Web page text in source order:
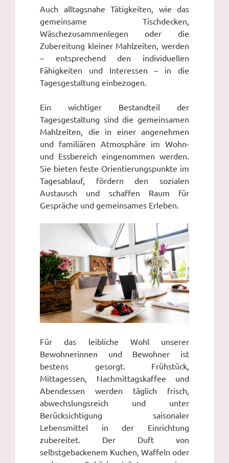
Auch alltagsnahe Tätigkeiten, wie das
gemeinsame Tischdecken,
Wäschezusammenlegen oder die
Zubereitung kleiner Mahlzeiten, werden
– entsprechend den individuellen
Fähigkeiten und Interessen – in die
Tagesgestaltung einbezogen.
Ein wichtiger Bestandteil der
Tagesgestaltung sind die gemeinsamen
Mahlzeiten, die in einer angenehmen
und familiären Atmosphäre im Wohn-
und Essbereich eingenommen werden.
Sie bieten feste Orientierungspunkte im
Tagesablauf, fördern den sozialen
Austausch und schaffen Raum für
Gespräche und gemeinsames Erleben.
Für das leibliche Wohl unserer
Bewohnerinnen und Bewohner ist
bestens gesorgt. Frühstück,
Mittagessen, Nachmittagskaffee und
Abendessen werden täglich frisch,
abwechslungsreich und unter
Berücksichtigung saisonaler
Lebensmittel in der Einrichtung
zubereitet. Der Duft von
selbstgebackenem Kuchen, Waffeln oder